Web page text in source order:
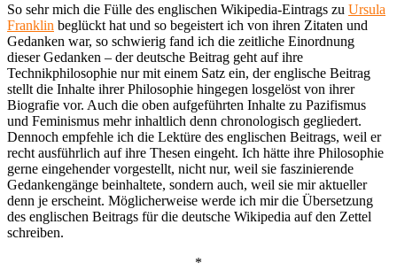
So sehr mich die Fülle des englischen Wikipedia-Eintrags zu Ursula
Franklin beglückt hat und so begeistert ich von ihren Zitaten und
Gedanken war, so schwierig fand ich die zeitliche Einordnung
dieser Gedanken – der deutsche Beitrag geht auf ihre
Technikphilosophie nur mit einem Satz ein, der englische Beitrag
stellt die Inhalte ihrer Philosophie hingegen losgelöst von ihrer
Biografie vor. Auch die oben aufgeführten Inhalte zu Pazifismus
und Feminismus mehr inhaltlich denn chronologisch gegliedert.
Dennoch empfehle ich die Lektüre des englischen Beitrags, weil er
recht ausführlich auf ihre Thesen eingeht. Ich hätte ihre Philosophie
gerne eingehender vorgestellt, nicht nur, weil sie faszinierende
Gedankengänge beinhaltete, sondern auch, weil sie mir aktueller
denn je erscheint. Möglicherweise werde ich mir die Übersetzung
des englischen Beitrags für die deutsche Wikipedia auf den Zettel
schreiben.
*